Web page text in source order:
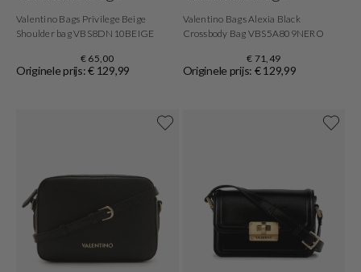
Valentino Bags Privilege Beige
Shoulder bag VBS8DN10BEIGE
€ 65,00
Originele prijs: € 129,99
Valentino Bags Alexia Black
Crossbody Bag VBS5A809NERO
€ 71,49
Originele prijs: € 129,99